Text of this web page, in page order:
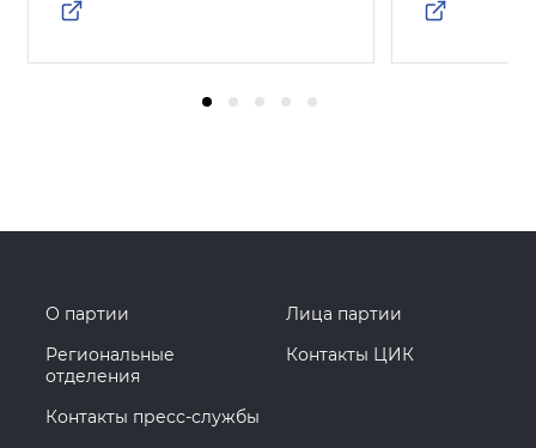
О партии
Лица партии
Региональные
отделения
Контакты ЦИК
Контакты пресс-службы